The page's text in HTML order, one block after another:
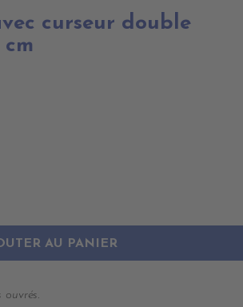
curseur double
AU PANIER